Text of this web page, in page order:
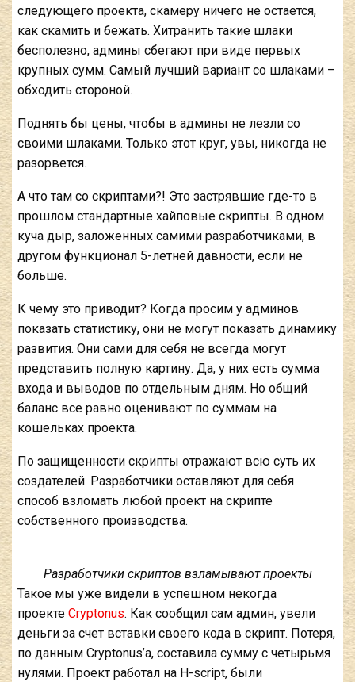
следующего проекта, скамеру ничего не остается,
как скамить и бежать. Хитранить такие шлаки
бесполезно, админы сбегают при виде первых
крупных сумм. Самый лучший вариант со шлаками –
обходить стороной.
Поднять бы цены, чтобы в админы не лезли со
своими шлаками. Только этот круг, увы, никогда не
разорвется.
А что там со скриптами?! Это застрявшие где-то в
прошлом стандартные хайповые скрипты. В одном
куча дыр, заложенных самими разработчиками, в
другом функционал 5-летней давности, если не
больше.
К чему это приводит? Когда просим у админов
показать статистику, они не могут показать динамику
развития. Они сами для себя не всегда могут
представить полную картину. Да, у них есть сумма
входа и выводов по отдельным дням. Но общий
баланс все равно оценивают по суммам на
кошельках проекта.
По защищенности скрипты отражают всю суть их
создателей. Разработчики оставляют для себя
способ взломать любой проект на скрипте
собственного производства.
Разработчики скриптов взламывают проекты
Такое мы уже видели в успешном некогда
проекте Cryptonus. Как сообщил сам админ, увели
деньги за счет вставки своего кода в скрипт. Потеря,
по данным Cryptonus’а, составила сумму с четырьмя
нулями. Проект работал на H-script, были